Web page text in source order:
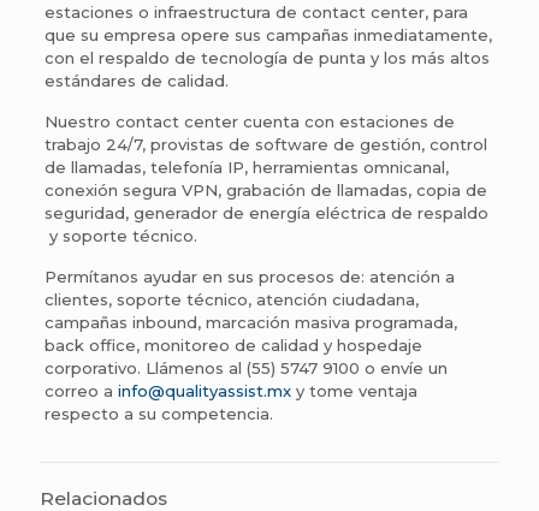
estaciones o infraestructura de contact center, para
que su empresa opere sus campañas inmediatamente,
con el respaldo de tecnología de punta y los más altos
estándares de calidad.
Nuestro contact center cuenta con estaciones de
trabajo 24/7, provistas de software de gestión, control
de llamadas, telefonía IP, herramientas omnicanal,
conexión segura VPN, grabación de llamadas, copia de
seguridad, generador de energía eléctrica de respaldo
y soporte técnico.
Permítanos ayudar en sus procesos de: atención a
clientes, soporte técnico, atención ciudadana,
campañas inbound, marcación masiva programada,
back office, monitoreo de calidad y hospedaje
corporativo. Llámenos al (55) 5747 9100 o envíe un
correo a info@qualityassist.mxy tome ventaja
respecto a su competencia.
Relacionados